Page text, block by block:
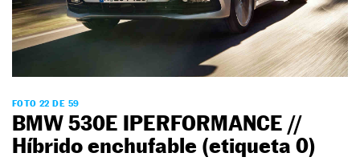
FOTO 22 DE 59
BMW 530E IPERFORMANCE //
Híbrido enchufable (etiqueta 0)